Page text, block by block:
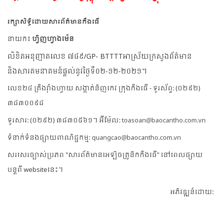
រក្សាសិទ្ធិដោយសារព័ត៌មានកឹងធើ
នាយក៖ ហ្វិញហ្វាងម៉េន
លិខិតអនុញាតលេខ ៧៨៩/GP- BTTTTអាស្រ័យក្រសួងព័ត៌មាន
និងសារគមនាគមន៍ផ្តល់នូវថ្ងៃទី០២-១២-២០២១។
លេខ២៤ ត្រឹងវ៉ាំងហ្វាយ សង្កាត់និញកេវ ក្រុងកឹងធើ - ទូរស័ព្ទ: (០២៩២)
៣៨៣០០៩៨
ទូរសារ: (០២៩២) ៣៨៣០៥៦១។ អ៊ីម៉ែល:toasoan@baocantho.com.vn
ទំនាក់ទំនងផ្សាយពាណិជ្ជកម្ម:quangcao@baocantho.com.vn
សរសេរច្បាស់ប្រភព "សារព័ត៌មានអេឡិចត្រូនិកកឹងធើ" នៅពេលផ្សាយ
បន្តពី websiteនេះ។
អភិវឌ្ឍន៍ដោយ: